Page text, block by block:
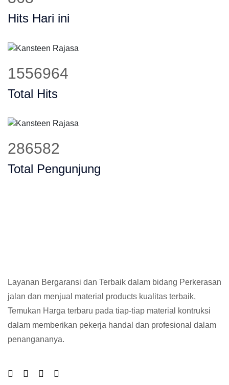
Hits Hari ini
1925718
Total Hits
354713
Total Pengunjung
Layanan Bergaransi dan Terbaik dalam bidang Perkerasan
jalan dan menjual material products kualitas terbaik,
Temukan Harga terbaru pada tiap-tiap material kontruksi
dalam memberikan pekerja handal dan profesional dalam
penangananya.